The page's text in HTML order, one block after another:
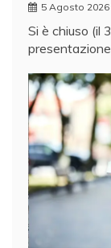
5 Agosto 2026
Si è chiuso (il